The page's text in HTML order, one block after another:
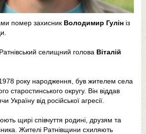
помер захисник Володимир Гулін із
селищний голова Віталій
року народження, був жителем села
старостинського округу. Він віддав
Україну від російської агресії.
щирі співчуття родині, друзям та
Жителі Ратнівщини схиляють